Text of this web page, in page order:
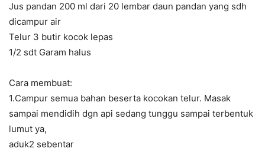
Jus pandan 200 ml dari 20 lembar daun pandan yang sdh
dicampur air
Telur 3 butir kocok lepas
1/2 sdt Garam halus
Cara membuat:
1.Campur semua bahan beserta kocokan telur. Masak
sampai mendidih dgn api sedang tunggu sampai terbentuk
lumut ya,
aduk2 sebentar